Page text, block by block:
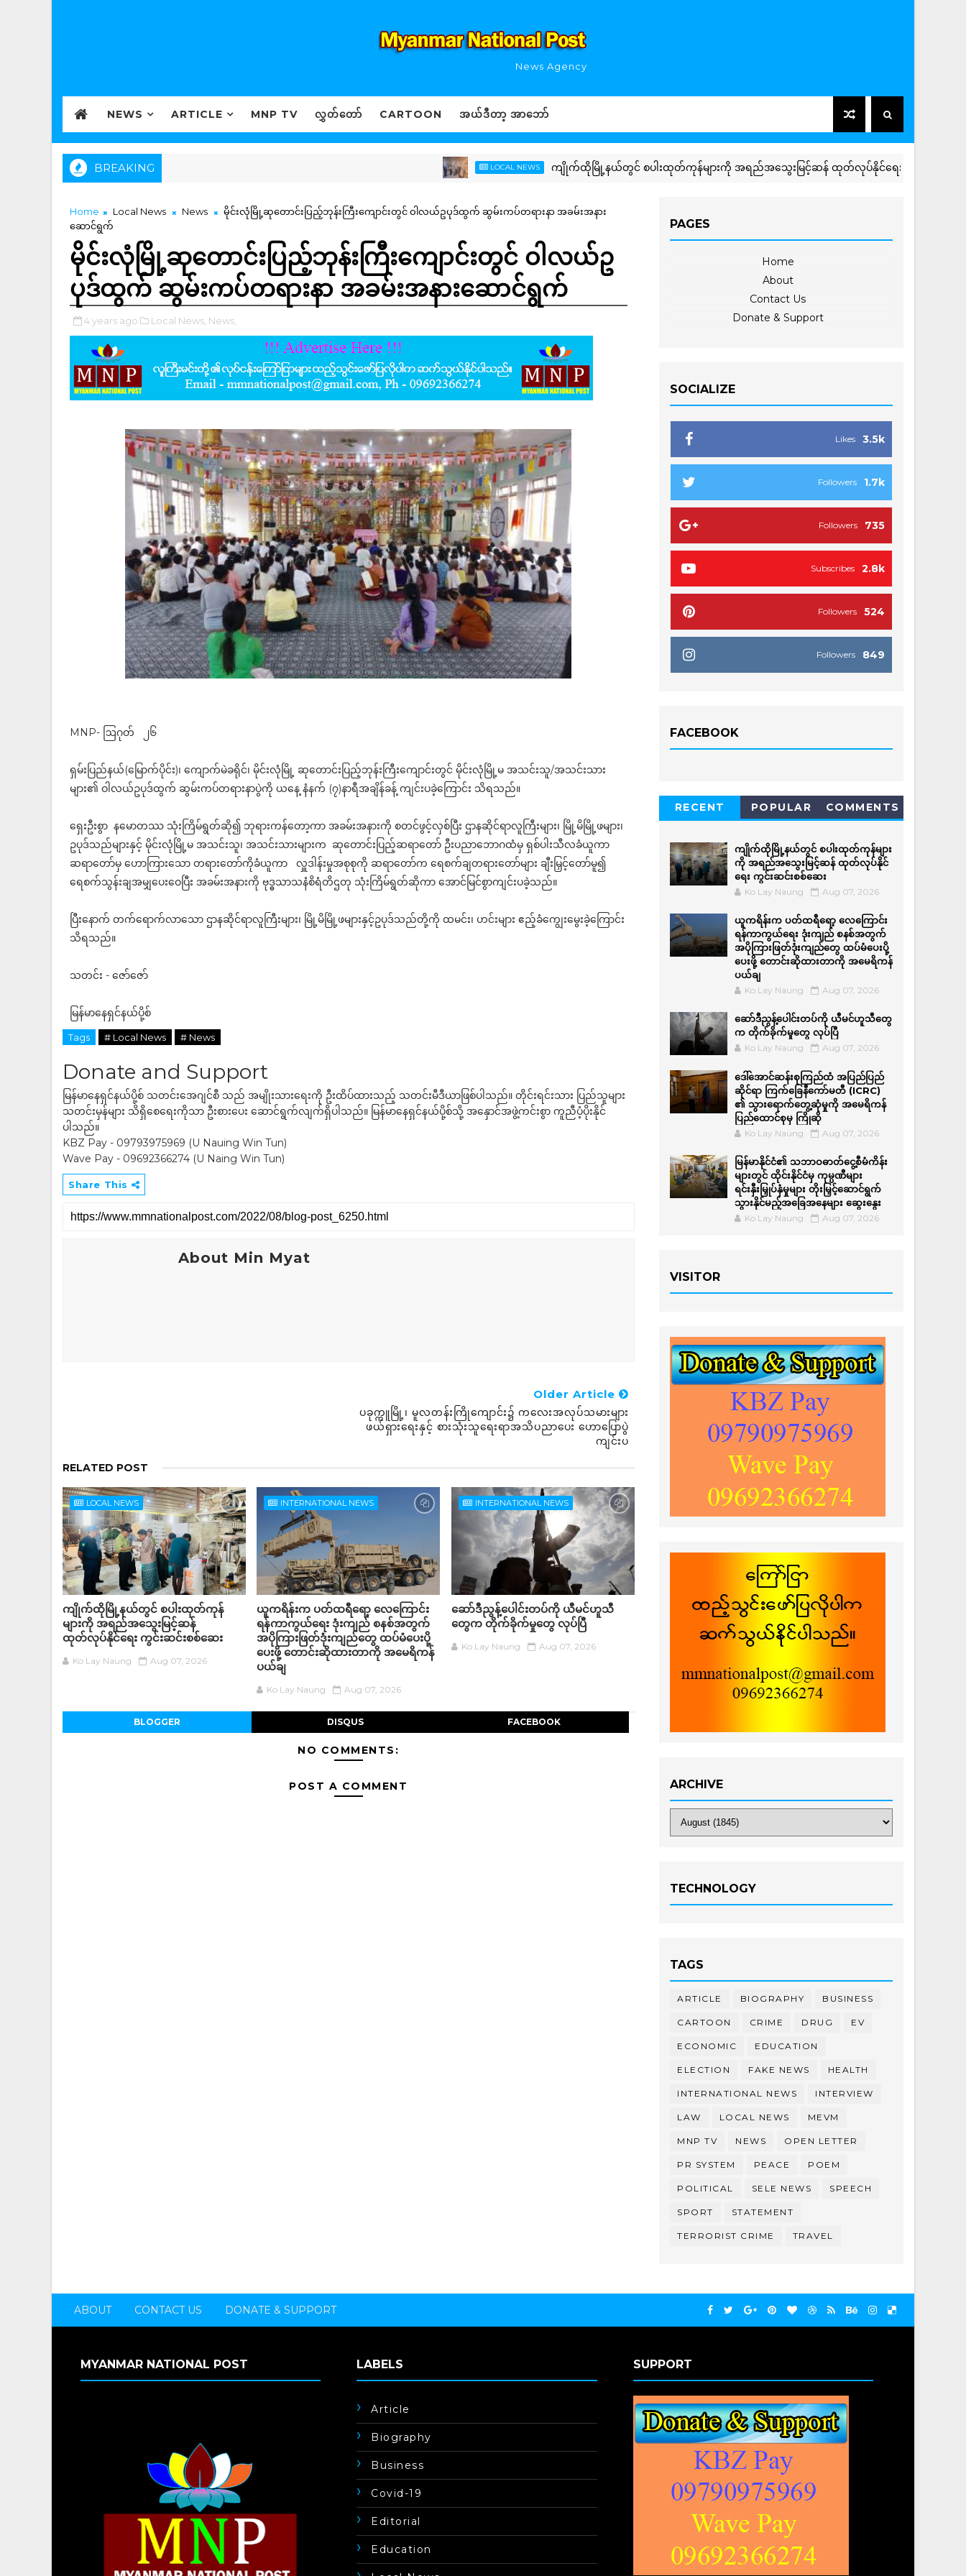
News Agency
NEWS ARTICLE MNP TV လွှတ်တော် CARTOON အယ်ဒီတာ့ အာဘော်
BREAKING LOCAL NEWS ကျိုက်ထိုမြို့နယ်တွင် စပါးထုတ်ကုန်များကို အရည်အ‌သွေးမြင့်ဆန် ထုတ်လုပ်နိုင်ရေး ကွင်းဆင်းစစ်ဆေး
Home Local News News
မိုင်းလုံမြို့ဆုတောင်းပြည့်ဘုန်းကြီးကျောင်းတွင် ဝါလယ်ဥပုဒ်ထွက် ဆွမ်းကပ်တရားနာ အခမ်းအနား
ဆောင်ရွက်
မိုင်းလုံမြို့ဆုတောင်းပြည့်ဘုန်းကြီးကျောင်းတွင် ဝါလယ်ဥ
ပုဒ်ထွက် ဆွမ်းကပ်တရားနာ အခမ်းအနားဆောင်ရွက်
4 years ago Local News, News,
MNP- ဩဂုတ် ၂၆
ရှမ်းပြည်နယ်(မြောက်ပိုင်း)၊ ကျောက်မဲခရိုင်၊ မိုင်းလုံမြို့ ဆုတောင်းပြည့်ဘုန်းကြီးကျောင်းတွင် မိုင်းလုံမြို့မ အသင်းသူ/အသင်းသား
များ၏ ဝါလယ်ဥပုဒ်ထွက် ဆွမ်းကပ်တရားနာပွဲကို ယနေ့ နံနက် (၇)နာရီအချိန်ခန့် ကျင်းပခဲ့ကြောင်း သိရသည်။
ရှေးဦးစွာ နမောတဿ သုံးကြိမ်ရွတ်ဆို၍ ဘုရားကန်တော့ကာ အခမ်းအနားကို စတင်ဖွင့်လှစ်ပြီး ဌာနဆိုင်ရာလူကြီးများ၊ မြို့မိမြို့ဖများ၊
ဥပုဒ်သည်များနှင့် မိုင်းလုံမြို့မ အသင်းသူ၊ အသင်းသားများက ဆုတောင်းပြည့်ဆရာတော် ဦးပညာဘောဂထံမှ ရှစ်ပါးသီလခံယူကာ
ဆရာတော်မှ ဟောကြားသော တရားတော်ကိုခံယူကာ လှူဒါန်းမှုအစုစုကို ဆရာတော်က ရေစက်ချတရားတော်များ ချီးမြှင့်တော်မူ၍
ရေစက်သွန်းချအမျှပေးဝေပြီး အခမ်းအနားကို ဗုဒ္ဓသာသနံစိရံတိဌတု သုံးကြိမ်ရွတ်ဆိုကာ အောင်မြင်စွာကျင်းပခဲ့သည်။
ပြီးနောက် တက်ရောက်လာသော ဌာနဆိုင်ရာလူကြီးများ၊ မြို့မိမြို့ဖများနှင့်ဥပုဒ်သည်တို့ကို ထမင်း၊ ဟင်းများ ဧည့်ခံကျွေးမွေးခဲ့ကြောင်း
သိရသည်။
သတင်း - ဇော်ဇော်
မြန်မာနေရှင်နယ်ပို့စ်
Tags # Local News # News
Donate and Support
မြန်မာနေရှင်နယ်ပို့စ် သတင်းအေဂျင်စီ သည် အမျိုးသားရေးကို ဦးထိပ်ထားသည့် သတင်းမီဒီယာဖြစ်ပါသည်။ တိုင်းရင်းသား ပြည်သူများ
သတင်းမှန်များ သိရှိစေရေးကိုသာ ဦးစားပေး ဆောင်ရွက်လျက်ရှိပါသည်။ မြန်မာနေရှင်နယ်ပို့စ်သို့ အနှောင်အဖွဲ့ကင်းစွာ ကူညီပံ့ပိုးနိုင်
ပါသည်။
KBZ Pay - 09793975969 (U Nauing Win Tun)
Wave Pay - 09692366274 (U Naing Win Tun)
Share This
About Min Myat
Older Article
ပခုက္ကူမြို့၊ မူလတန်းကြိုကျောင်း၌ ကလေးအလုပ်သမားများ
ဖယ်ရှားရေးနှင့် စားသုံးသူရေးရာအသိပညာပေး ဟောပြောပွဲ
ကျင်းပ
RELATED POST
LOCAL NEWS
ကျိုက်ထိုမြို့နယ်တွင် စပါးထုတ်ကုန်
များကို အရည်အ‌သွေးမြင့်ဆန်
ထုတ်လုပ်နိုင်ရေး ကွင်းဆင်းစစ်ဆေး
Ko Lay Naung Aug 07, 2026
INTERNATIONAL NEWS
ယူကရိန်းက ပတ်ထရီရော့ လေကြောင်း
ရန်ကာကွယ်ရေး ဒုံးကျည် စနစ်အတွက်
အပိုကြားဖြတ်ဒုံးကျည်တွေ ထပ်မံပေးပို့
ပေးဖို့ တောင်းဆိုထားတာကို အမေရိကန်
ပယ်ချ
Ko Lay Naung Aug 07, 2026
INTERNATIONAL NEWS
ဆော်ဒီညွန့်ပေါင်းတပ်ကို ယီမင်ဟူသီ
တွေက တိုက်ခိုက်မှုတွေ လုပ်ပြီ
Ko Lay Naung Aug 07, 2026
BLOGGER DISQUS FACEBOOK
NO COMMENTS:
POST A COMMENT
PAGES
Home
About
Contact Us
Donate & Support
SOCIALIZE
3.5k
Likes
1.7k
Followers
735
Followers
2.8k
Subscribes
524
Followers
849
Followers
FACEBOOK
RECENT POPULAR COMMENTS
ကျိုက်ထိုမြို့နယ်တွင် စပါးထုတ်ကုန်များ
ကို အရည်အ‌သွေးမြင့်ဆန် ထုတ်လုပ်နိုင်
ရေး ကွင်းဆင်းစစ်ဆေး
Ko Lay Naung Aug 07, 2026
ယူကရိန်းက ပတ်ထရီရော့ လေကြောင်း
ရန်ကာကွယ်ရေး ဒုံးကျည် စနစ်အတွက်
အပိုကြားဖြတ်ဒုံးကျည်တွေ ထပ်မံပေးပို့
ပေးဖို့ တောင်းဆိုထားတာကို အမေရိကန်
ပယ်ချ
Ko Lay Naung Aug 07, 2026
ဆော်ဒီညွန့်ပေါင်းတပ်ကို ယီမင်ဟူသီတွေ
က တိုက်ခိုက်မှုတွေ လုပ်ပြီ
Ko Lay Naung Aug 07, 2026
ဒေါ်အောင်ဆန်းစုကြည်ထံ အပြည်ပြည်
ဆိုင်ရာ ကြက်ခြေနီကော်မတီ (ICRC)
၏ သွားရောက်တွေ့ဆုံမှုကို အမေရိကန်
ပြည်ထောင်စုမှ ကြိုဆို
Ko Lay Naung Aug 07, 2026
မြန်မာနိုင်ငံ၏ သဘာဝဓာတ်ငွေ့စီမံကိန်း
များတွင် ထိုင်းနိုင်ငံမှ ကုမ္ပဏီများ
ရင်းနှီးမြှုပ်နှံမှုများ တိုးမြှင့်ဆောင်ရွက်
သွားနိုင်မည့်အခြေအနေများ ဆွေးနွေး
Ko Lay Naung Aug 07, 2026
VISITOR
ARCHIVE
TECHNOLOGY
TAGS
ARTICLE BIOGRAPHY BUSINESS
CARTOON CRIME DRUG EV
ECONOMIC EDUCATION
ELECTION FAKE NEWS HEALTH
INTERNATIONAL NEWS INTERVIEW
LAW LOCAL NEWS MEVM
MNP TV NEWS OPEN LETTER
PR SYSTEM PEACE POEM
POLITICAL SELE NEWS SPEECH
SPORT STATEMENT
TERRORIST CRIME TRAVEL
ABOUT CONTACT US DONATE & SUPPORT
MYANMAR NATIONAL POST LABELS
Article
Biography
Business
Covid-19
Editorial
Education
SUPPORT